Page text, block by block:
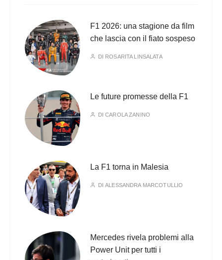
F1 2026: una stagione da film
che lascia con il fiato sospeso
DI ROSARITA LINSALATA
Le future promesse della F1
DICAROLA ZANINO
La F1 torna in Malesia
DIALESSANDRA MARCOTULLIO
Mercedes rivela problemi alla
Power Unit per tutti i